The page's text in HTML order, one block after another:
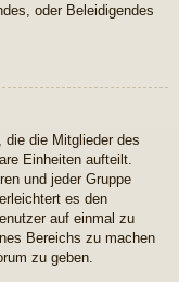
oder Beleidigendes
die die Mitglieder des
Einheiten aufteilt.
und jeder Gruppe
es den
auf einmal zu
Bereichs zu machen
zu geben.